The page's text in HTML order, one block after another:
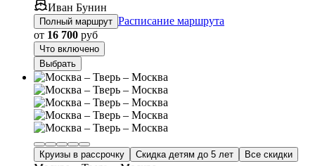
Иван Бунин
Полный маршрут Расписание маршрута
от 16 700 руб
Что включено
Выбрать
Круизы в рассрочку Скидка детям до 5 лет Все скидки